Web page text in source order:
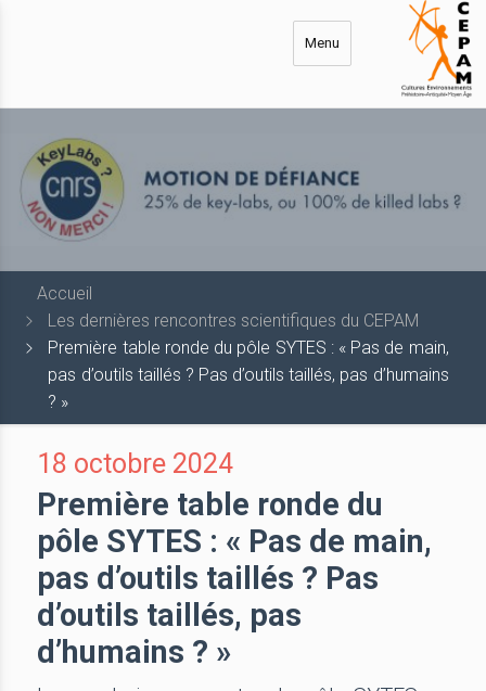
Menu
Accueil
Les dernières rencontres scientifiques du CEPAM
Première table ronde du pôle SYTES : « Pas de main,
pas d’outils taillés ? Pas d’outils taillés, pas d’humains
? »
18 octobre 2024
Première table ronde du
pôle SYTES : « Pas de main,
pas d’outils taillés ? Pas
d’outils taillés, pas
d’humains ? »